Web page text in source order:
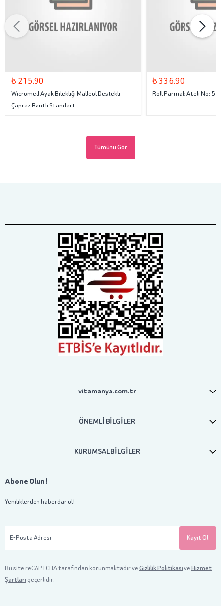
₺ 215.90
Wicromed Ayak Bilekliği Malleol Destekli
Çapraz Bantlı Standart
₺ 336.90
Roll Parmak Ateli No: 5
Tümünü Gör
vitamanya.com.tr
ÖNEMLİ BİLGİLER
KURUMSAL BİLGİLER
Abone Olun!
Yeniliklerden haberdar ol!
E-Posta Adresi Kayıt Ol
Bu site reCAPTCHA tarafından korunmaktadır veGizlilik PolitikasıveHizmet
Şartları geçerlidir.